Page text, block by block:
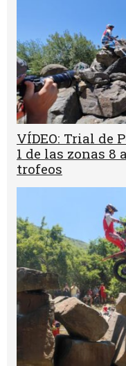
VÍDEO: Trial de
1 de las zonas 8
trofeos